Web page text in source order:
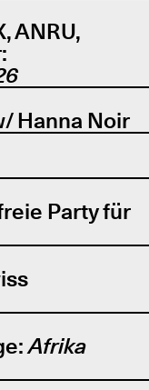
ANRU,
Hanna Noir
Party für
Afrika